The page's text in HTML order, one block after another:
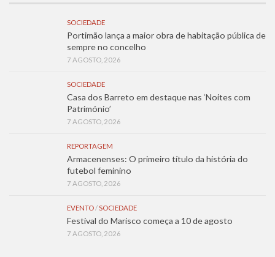
SOCIEDADE
Portimão lança a maior obra de habitação pública de
sempre no concelho
7 AGOSTO, 2026
SOCIEDADE
Casa dos Barreto em destaque nas ‘Noites com
Património’
7 AGOSTO, 2026
REPORTAGEM
Armacenenses: O primeiro título da história do
futebol feminino
7 AGOSTO, 2026
EVENTO/SOCIEDADE
Festival do Marisco começa a 10 de agosto
7 AGOSTO, 2026